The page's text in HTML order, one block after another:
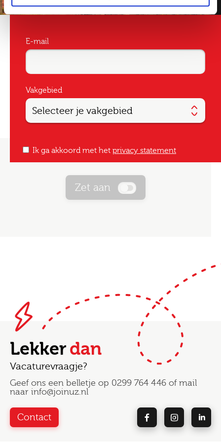
E-mail
Vakgebied
Ik ga akkoord met het privacy statement
Zet aan
Lekkerdan
Vacaturevraagje?
Geef ons een belletje op 0299 764 446 of mail
naar info@joinuz.nl
Contact